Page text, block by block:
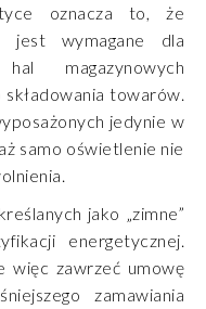
oznacza to, że
jest wymagane dla
magazynowych
towarów.
jedynie w
samo oświetlenie nie
jako „zimne”
energetycznej.
więc zawrzeć umowę
zamawiania